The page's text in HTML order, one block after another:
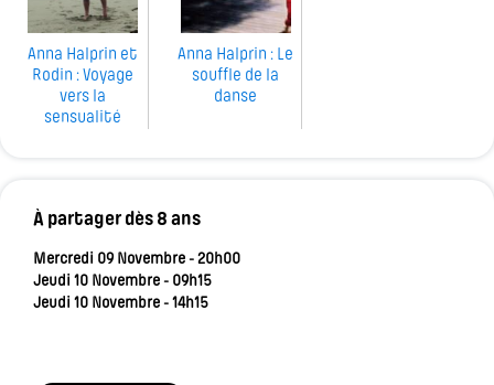
Anna Halprin et
Rodin : Voyage
vers la
sensualité
Anna Halprin : Le
souffle de la
danse
À partager dès 8 ans
Mercredi 09 Novembre - 20h00
Jeudi 10 Novembre - 09h15
Jeudi 10 Novembre - 14h15